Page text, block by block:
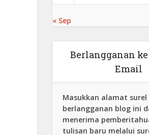
« Sep
Berlangganan
Email
Masukkan alamat
berlangganan blog ini
menerima
tulisan baru melalui